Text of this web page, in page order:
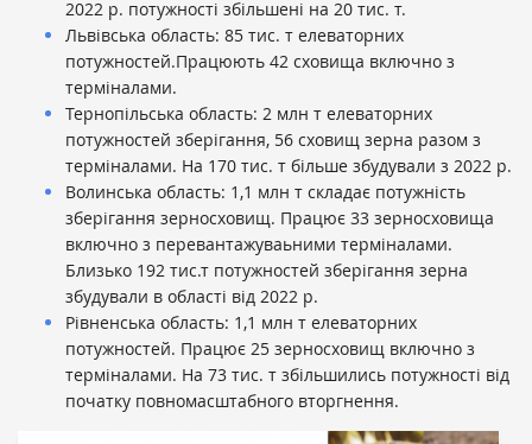
2022 р. потужності збільшені на 20 тис. т.
Львівська область: 85 тис. т елеваторних
потужностей.Працюють 42 сховища включно з
терміналами.
Тернопільська область: 2 млн т елеваторних
потужностей зберігання, 56 сховищ зерна разом з
терміналами. На 170 тис. т більше збудували з 2022 р.
Волинська область: 1,1 млн т складає потужність
зберігання зерносховищ. Працює 33 зерносховища
включно з перевантажуваьними терміналами.
Близько 192 тис.т потужностей зберігання зерна
збудували в області від 2022 р.
Рівненська область: 1,1 млн т елеваторних
потужностей. Працює 25 зерносховищ включно з
терміналами. На 73 тис. т збільшились потужності від
початку повномасштабного вторгнення.